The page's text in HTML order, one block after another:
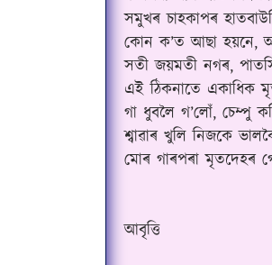
সমুখৰ চাহকাপৰ
কোন ক’ত আছা হয়নে,
সতী জয়মতী নগৰ,
এই ঠিকনাতে একাধিক
গা ধুবলৈ গ’লোঁ, চেম্পু
শ্বাৱাৰ খুলি নিজকে
মোৰ গাৰপৰা মৃতদেহৰ
আবৃত্তি